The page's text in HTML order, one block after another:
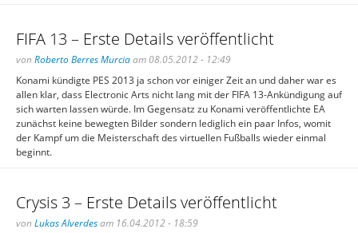
FIFA 13 – Erste Details veröffentlicht
von Roberto Berres Murciaam 08.05.2012 - 12:49
Konami kündigte PES 2013 ja schon vor einiger Zeit an und daher war es
allen klar, dass Electronic Arts nicht lang mit der FIFA 13-Ankündigung auf
sich warten lassen würde. Im Gegensatz zu Konami veröffentlichte EA
zunächst keine bewegten Bilder sondern lediglich ein paar Infos, womit
der Kampf um die Meisterschaft des virtuellen Fußballs wieder einmal
beginnt.
Crysis 3 – Erste Details veröffentlicht
von Lukas Alverdesam 16.04.2012 - 18:59